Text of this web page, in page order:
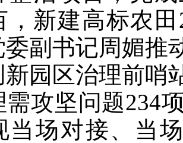
，新建高标农
委副书记周媚推
新园区治理前
需攻坚问题234
当场对接、当